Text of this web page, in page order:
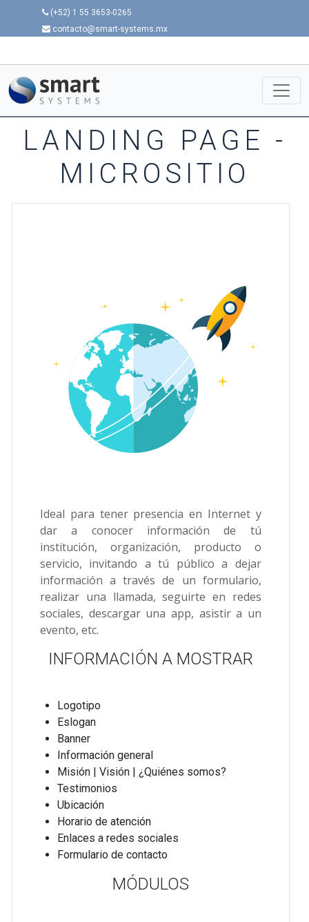
(+52) 1 55 3653-0265
contacto@smart-systems.mx
LANDING PAGE -
MICROSITIO
Ideal para tener presencia en Internet y
dar a conocer información de tú
institución, organización, producto o
servicio, invitando a tú público a dejar
información a través de un formulario,
realizar una llamada, seguirte en redes
sociales, descargar una app, asistir a un
evento, etc.
INFORMACIÓN A MOSTRAR
Logotipo
Eslogan
Banner
Información general
Misión | Visión | ¿Quiénes somos?
Testimonios
Ubicación
Horario de atención
Enlaces a redes sociales
Formulario de contacto
MÓDULOS